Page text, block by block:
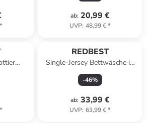
*
ab: 20,99 €
UVP: 48,99 €*
*
REDBEST
Single-Jersey Bettwäsche in
grau-gelb-weiß
-46%
ab: 33,99 €
UVP: 63,99 €*